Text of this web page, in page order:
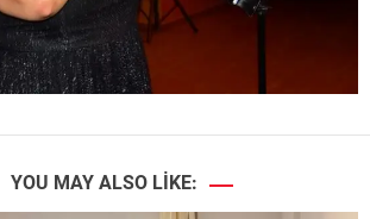
YOU MAY ALSO LIKE: